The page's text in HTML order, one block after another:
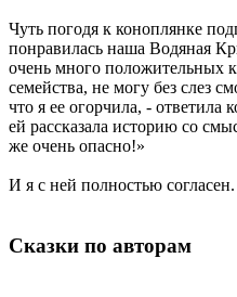
Чуть погодя к коноплянке
понравилась наша Водяная
очень много положительных
семейства, не могу без слез
что я ее огорчила, - ответила
ей рассказала историю со
же очень опасно!»
И я с ней полностью согласен.
Сказки по авторам